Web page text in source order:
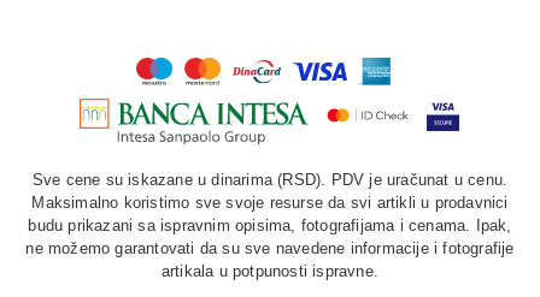
Sve cene su iskazane u dinarima (RSD). PDV je uračunat u cenu.
Maksimalno koristimo sve svoje resurse da svi artikli u prodavnici
budu prikazani sa ispravnim opisima, fotografijama i cenama. Ipak,
ne možemo garantovati da su sve navedene informacije i fotografije
artikala u potpunosti ispravne.